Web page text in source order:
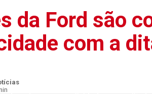
da Ford são
com a